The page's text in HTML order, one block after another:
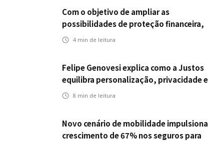
Com o objetivo de ampliar as
possibilidades de proteção financeira,
Icatu Seguros eleva capital segurado
4 min de leitura
Felipe Genovesi explica como a Justos
equilibra personalização, privacidade e
tecnologia
8 min de leitura
Novo cenário de mobilidade impulsiona
crescimento de 67% nos seguros para